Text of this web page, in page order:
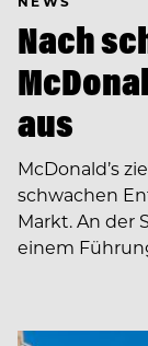
Nach
aus
McDonald’s
schwachen
Markt. An der
einem